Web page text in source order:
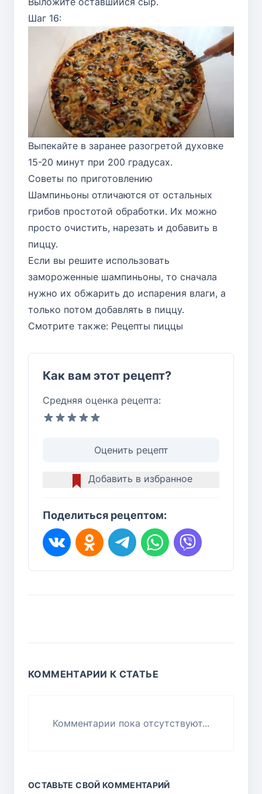
Шаг 16:
Выпекайте в заранее разогретой духовке
15-20 минут при 200 градусах.
Советы по приготовлению
Шампиньоны отличаются от остальных
грибов простотой обработки. Их можно
просто очистить, нарезать и добавить в
пиццу.
Если вы решите использовать
замороженные шампиньоны, то сначала
нужно их обжарить до испарения влаги, а
только потом добавлять в пиццу.
Смотрите также: Рецепты пиццы
Как вам этот рецепт?
Средняя оценка рецепта:
Оценить рецепт
Добавить в избранное
Поделиться рецептом:
КОММЕНТАРИИ К СТАТЬЕ
Комментарии пока отсутствуют...
ОСТАВЬТЕ СВОЙ КОММЕНТАРИЙ